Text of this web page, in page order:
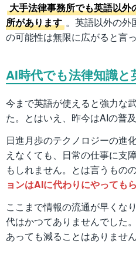
大手法律事務所でも英語以
所があります 。英語以外の外
の可能性は無限に広がると言
AI時代でも法律知識と
今まで英語が使えると強力な
た。とはいえ、昨今はAIの普
日進月歩のテクノロジーの進
えなくても、日常の仕事に支
もしれません。とは言うものの
ョンはAIに代わりにやっても
ここまで情報の流通が早くな
代はかつてありませんでした
あっても減ることはありません